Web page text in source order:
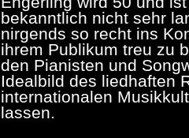
bekanntlich nicht sehr
nirgends so recht ins
ihrem Publikum treu zu
den Pianisten und
Idealbild des liedhaften
internationalen
lassen.